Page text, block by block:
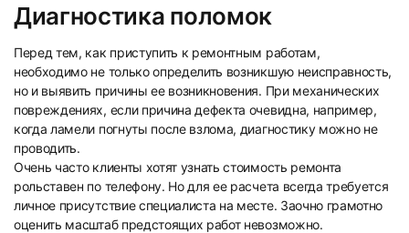
Диагностика поломок
Перед тем, как приступить к ремонтным работам,
необходимо не только определить возникшую неисправность,
но и выявить причины ее возникновения. При механических
повреждениях, если причина дефекта очевидна, например,
когда ламели погнуты после взлома, диагностику можно не
проводить.
Очень часто клиенты хотят узнать стоимость ремонта
рольставен по телефону. Но для ее расчета всегда требуется
личное присутствие специалиста на месте. Заочно грамотно
оценить масштаб предстоящих работ невозможно.